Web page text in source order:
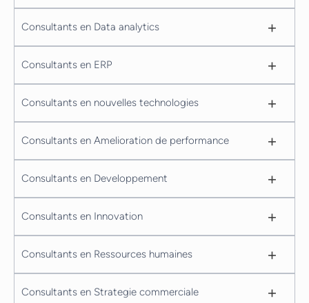
Consultants en Data analytics +
Consultants en ERP +
Consultants en nouvelles technologies +
Consultants en Amelioration de performance +
Consultants en Developpement +
Consultants en Innovation +
Consultants en Ressources humaines +
Consultants en Strategie commerciale +